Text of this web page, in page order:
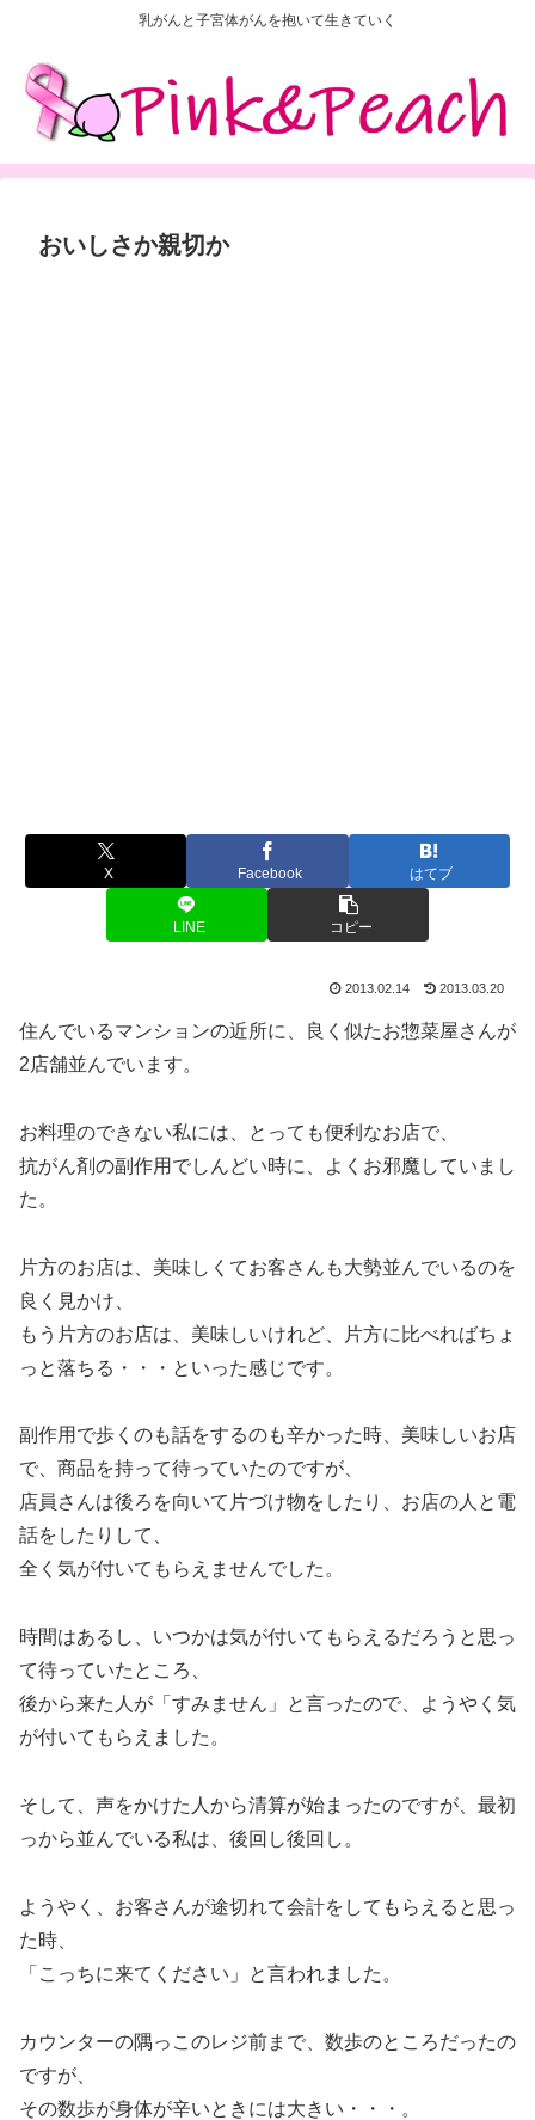
乳がんと子宮体がんを抱いて生きていく
おいしさか親切か
X Facebook はてブ
LINE コピー
2013.02.14 2013.03.20
住んでいるマンションの近所に、良く似たお惣菜屋さんが
2店舗並んでいます。
お料理のできない私には、とっても便利なお店で、
抗がん剤の副作用でしんどい時に、よくお邪魔していまし
た。
片方のお店は、美味しくてお客さんも大勢並んでいるのを
良く見かけ、
もう片方のお店は、美味しいけれど、片方に比べればちょ
っと落ちる・・・といった感じです。
副作用で歩くのも話をするのも辛かった時、美味しいお店
で、商品を持って待っていたのですが、
店員さんは後ろを向いて片づけ物をしたり、お店の人と電
話をしたりして、
全く気が付いてもらえませんでした。
時間はあるし、いつかは気が付いてもらえるだろうと思っ
て待っていたところ、
後から来た人が「すみません」と言ったので、ようやく気
が付いてもらえました。
そして、声をかけた人から清算が始まったのですが、最初
っから並んでいる私は、後回し後回し。
ようやく、お客さんが途切れて会計をしてもらえると思っ
た時、
「こっちに来てください」と言われました。
カウンターの隅っこのレジ前まで、数歩のところだったの
ですが、
その数歩が身体が辛いときには大きい・・・。